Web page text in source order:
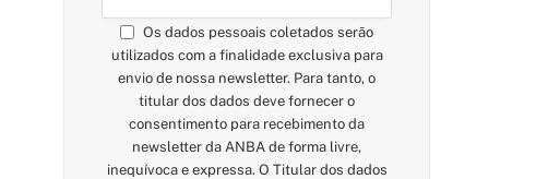
Os dados pessoais coletados serão
utilizados com a finalidade exclusiva para
envio de nossa newsletter. Para tanto, o
titular dos dados deve fornecer o
consentimento para recebimento da
newsletter da ANBA de forma livre,
inequívoca e expressa. O Titular dos dados